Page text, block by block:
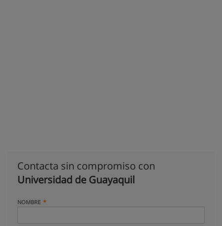
Contacta sin compromiso con
Universidad de Guayaquil
NOMBRE